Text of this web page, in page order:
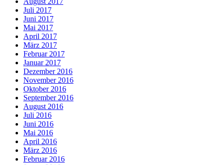
Juli 2017
Juni 2017
Mai 2017
April 2017
März 2017
Februar 2017
Januar 2017
Dezember 2016
November 2016
Oktober 2016
September 2016
August 2016
Juli 2016
Juni 2016
Mai 2016
April 2016
März 2016
Februar 2016